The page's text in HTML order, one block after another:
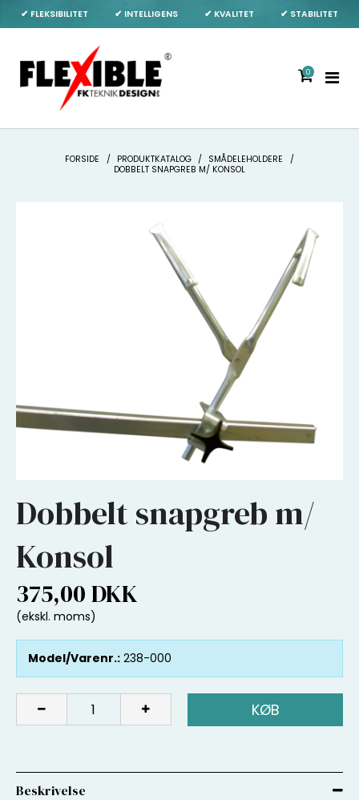
✔ FLEKSIBILITET ✔ INTELLIGENS ✔ KVALITET ✔ STABILITET
0
FORSIDE / PRODUKTKATALOG / SMÅDELEHOLDERE
/
DOBBELT SNAPGREB M/ KONSOL
Dobbelt snapgreb m/
Konsol
375,00 DKK
(ekskl. moms)
Model/Varenr.: 238-000
KØB
Beskrivelse